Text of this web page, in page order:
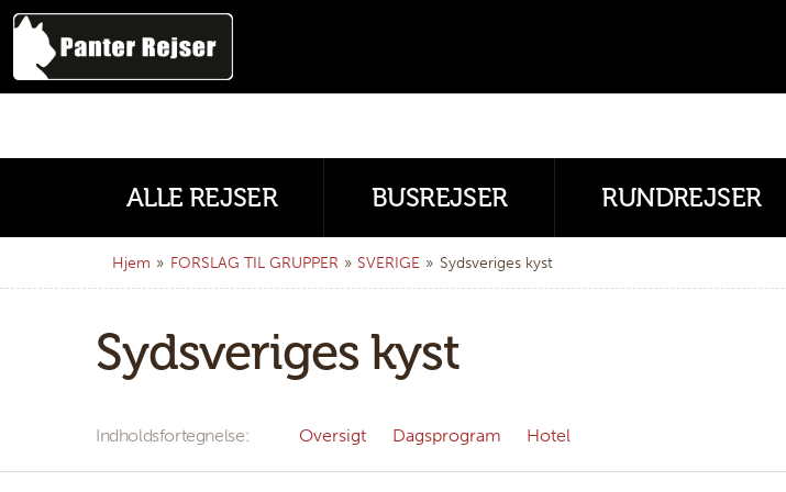
ALLE REJSER BUSREJSER RUNDREJSER
Hjem » FORSLAG TIL GRUPPER » SVERIGE » Sydsveriges kyst
Sydsveriges kyst
Indholdsfortegnelse Oversigt Dagsprogram Hotel